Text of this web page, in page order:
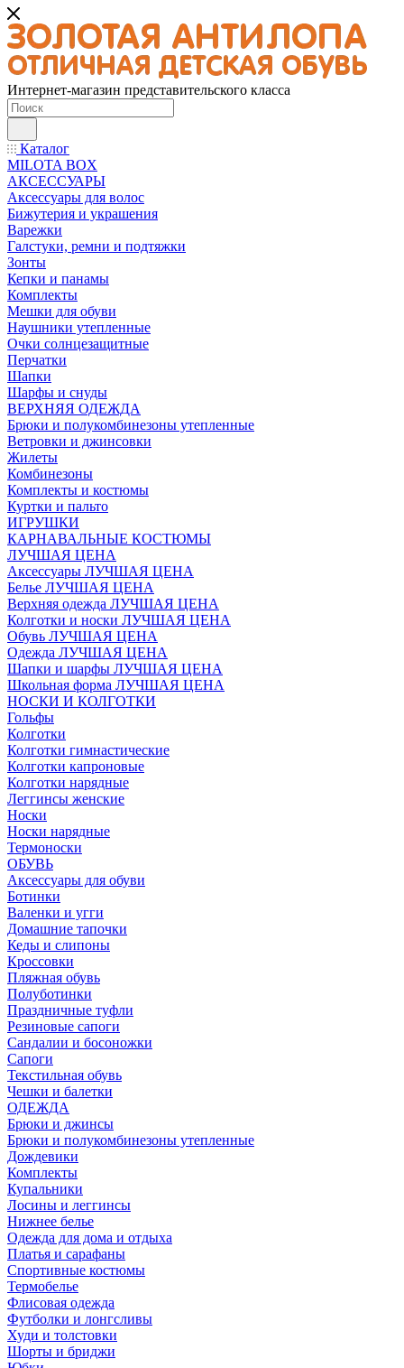
Интернет-магазин представительского класса
Каталог
MILOTA BOX
АКСЕССУАРЫ
Аксессуары для волос
Бижутерия и украшения
Варежки
Галстуки, ремни и подтяжки
Зонты
Кепки и панамы
Комплекты
Мешки для обуви
Наушники утепленные
Очки солнцезащитные
Перчатки
Шапки
Шарфы и снуды
ВЕРХНЯЯ ОДЕЖДА
Брюки и полукомбинезоны утепленные
Ветровки и джинсовки
Жилеты
Комбинезоны
Комплекты и костюмы
Куртки и пальто
ИГРУШКИ
КАРНАВАЛЬНЫЕ КОСТЮМЫ
ЛУЧШАЯ ЦЕНА
Аксессуары ЛУЧШАЯ ЦЕНА
Белье ЛУЧШАЯ ЦЕНА
Верхняя одежда ЛУЧШАЯ ЦЕНА
Колготки и носки ЛУЧШАЯ ЦЕНА
Обувь ЛУЧШАЯ ЦЕНА
Одежда ЛУЧШАЯ ЦЕНА
Шапки и шарфы ЛУЧШАЯ ЦЕНА
Школьная форма ЛУЧШАЯ ЦЕНА
НОСКИ И КОЛГОТКИ
Гольфы
Колготки
Колготки гимнастические
Колготки капроновые
Колготки нарядные
Леггинсы женские
Носки
Носки нарядные
Термоноски
ОБУВЬ
Аксессуары для обуви
Ботинки
Валенки и угги
Домашние тапочки
Кеды и слипоны
Кроссовки
Пляжная обувь
Полуботинки
Праздничные туфли
Резиновые сапоги
Сандалии и босоножки
Сапоги
Текстильная обувь
Чешки и балетки
ОДЕЖДА
Брюки и джинсы
Брюки и полукомбинезоны утепленные
Дождевики
Комплекты
Купальники
Лосины и леггинсы
Нижнее белье
Одежда для дома и отдыха
Платья и сарафаны
Спортивные костюмы
Термобелье
Флисовая одежда
Футболки и лонгсливы
Худи и толстовки
Шорты и бриджи